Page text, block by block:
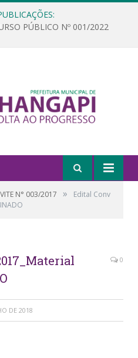
PÚBLICO Nº 001/2022
N° 003/2017 »
Edital Conv
0
DE 2018